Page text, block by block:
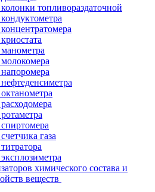
топливораздаточной
газа
химического состава и
веществ